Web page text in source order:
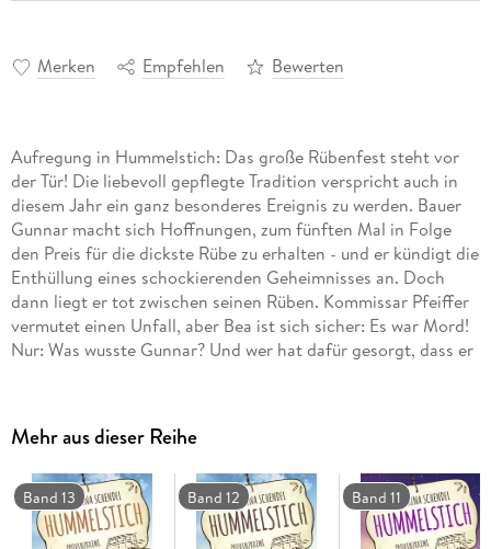
Merken Empfehlen Bewerten
Aufregung in Hummelstich: Das große Rübenfest steht vor
der Tür! Die liebevoll gepflegte Tradition verspricht auch in
diesem Jahr ein ganz besonderes Ereignis zu werden. Bauer
Gunnar macht sich Hoffnungen, zum fünften Mal in Folge
den Preis für die dickste Rübe zu erhalten - und er kündigt die
Enthüllung eines schockierenden Geheimnisses an. Doch
dann liegt er tot zwischen seinen Rüben. Kommissar Pfeiffer
vermutet einen Unfall, aber Bea ist sich sicher: Es war Mord!
Nur: Was wusste Gunnar? Und wer hat dafür gesorgt, dass er
"Der Tote im Rübenfeld" ist der fünfte Roman der neuen
Regio-Krimi-Reihe "Hummelstich" von Katharina Schendel.
Mehr aus dieser Reihe
Band 13 Band 12 Band 11